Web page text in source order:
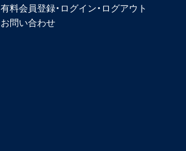
有料会員登録・ログイン・ログアウト
お問い合わせ